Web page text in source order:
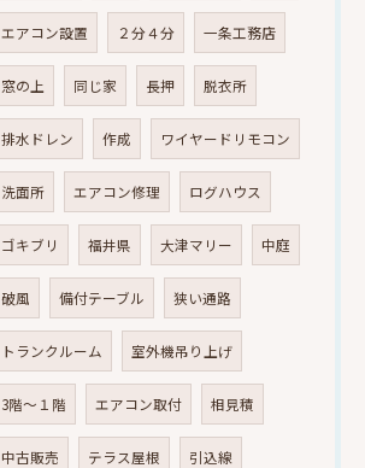
エアコン設置 ２分４分 一条工務店
窓の上 同じ家 長押 脱衣所
排水ドレン 作成 ワイヤードリモコン
洗面所 エアコン修理 ログハウス
ゴキブリ 福井県 大津マリー 中庭
破風 備付テーブル 狭い通路
トランクルーム 室外機吊り上げ
3階～１階 エアコン取付 相見積
中古販売 テラス屋根 引込線